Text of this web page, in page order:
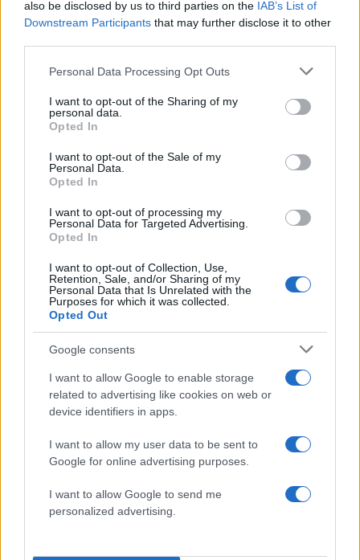
also be disclosed by us to third parties on the IAB’s List of
Downstream Participants that may further disclose it to other
Please note that this website/app uses one or more Google
not limited to your visit or usage behaviour. You may click to
grant or deny consent to Google and its third-party tags to
use your data for below specified purposes in below Google
consent section.
Personal Data Processing Opt Outs
I want to opt-out of the Sharing of my
personal data.
Opted In
I want to opt-out of the Sale of my
Personal Data.
Opted In
I want to opt-out of processing my
Personal Data for Targeted Advertising.
Opted In
I want to opt-out of Collection, Use,
Retention, Sale, and/or Sharing of my
Personal Data that Is Unrelated with the
Purposes for which it was collected.
Opted Out
Google consents
I want to allow Google to enable storage
related to advertising like cookies on web or
device identifiers in apps.
I want to allow my user data to be sent to
Google for online advertising purposes.
I want to allow Google to send me
personalized advertising.
19:56 27.12.19
Στα σαγόνια του καρχαρία… κυριολεκτικά!
Βρέθηκαν λείψανα άνδρα στο στομάχι του